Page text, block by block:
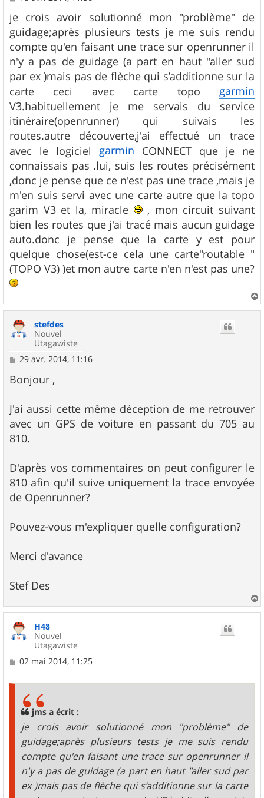
s
s
a
g
e
je crois avoir solutionné mon "problème" de
guidage;après plusieurs tests je me suis rendu
compte qu'en faisant une trace sur openrunner il
n'y a pas de guidage (a part en haut "aller sud
par ex )mais pas de flèche qui s’additionne sur la
carte ceci avec carte topo garmin
V3.habituellement je me servais du service
itinéraire(openrunner) qui suivais les
routes.autre découverte,j'ai effectué un trace
avec le logiciel garmin CONNECT que je ne
connaissais pas .lui, suis les routes précisément
,donc je pense que ce n'est pas une trace ,mais je
m'en suis servi avec une carte autre que la topo
garim V3 et la, miracle
, mon circuit suivant
bien les routes que j'ai tracé mais aucun guidage
auto.donc je pense que la carte y est pour
quelque chose(est-ce cela une carte"routable "
(TOPO V3) )et mon autre carte n'en n'est pas une?
a
stefdes
Nouvel
Utagawiste
M
s
s
g
e
29 avr. 2014, 11:16
Bonjour ,
J'ai aussi cette même déception de me retrouver
avec un GPS de voiture en passant du 705 au
810.
D'après vos commentaires on peut configurer le
810 afin qu'il suive uniquement la trace envoyée
de Openrunner?
Pouvez-vous m'expliquer quelle configuration?
Merci d'avance
Stef Des
a
H48
Nouvel
Utagawiste
M
02 mai 2014, 11:25
jms a écrit :
je crois avoir solutionné mon "problème" de
guidage;après plusieurs tests je me suis rendu
compte qu'en faisant une trace sur openrunner il
n'y a pas de guidage (a part en haut "aller sud par
ex )mais pas de flèche qui s’additionne sur la carte